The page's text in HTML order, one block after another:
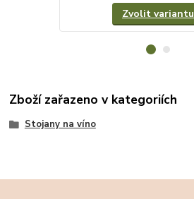
Zvolit variantu
Zboží zařazeno v kategoriích
Stojany na víno